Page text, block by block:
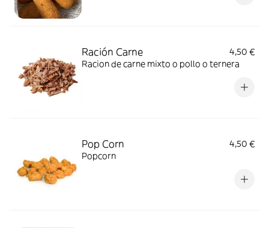
Ración Carne
4,50 €
Racion de carne mixto o pollo o ternera
Pop Corn
4,50 €
Popcorn